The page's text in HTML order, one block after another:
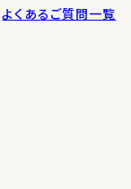
よくあるご質問一覧